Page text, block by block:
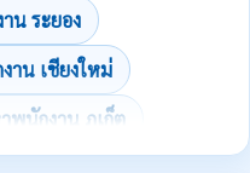
น ระยอง
าน เชียงใหม่
พนักงาน ภูเก็ต